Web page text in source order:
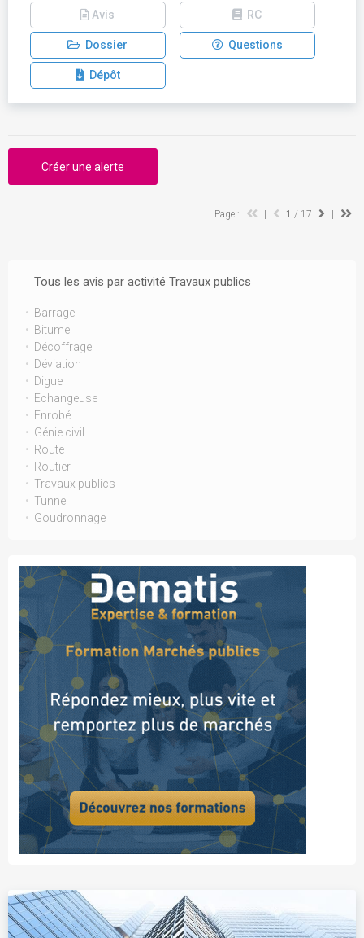
Tous les avis par activité Travaux publics
Barrage
Bitume
Décoffrage
Déviation
Digue
Echangeuse
Enrobé
Génie civil
Route
Routier
Travaux publics
Tunnel
Goudronnage
Avis RC
Dossier Questions
Dépôt
Créer une alerte
Page : 1 / 17